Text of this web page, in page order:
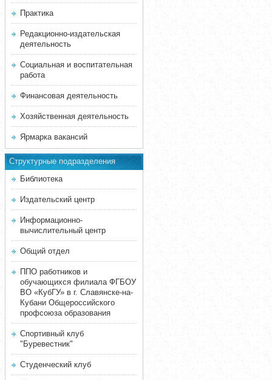
Практика
Редакционно-издательская
деятельность
Социальная и воспитательная
работа
Финансовая деятельность
Хозяйственная деятельность
Ярмарка вакансий
Структурные подразделения
Библиотека
Издательский центр
Информационно-
вычислительный центр
Общий отдел
ППО работников и
обучающихся филиала ФГБОУ
ВО «КубГУ» в г. Славянске-на-
Кубани Общероссийского
профсоюза образования
Спортивный клуб
"Буревестник"
Студенческий клуб